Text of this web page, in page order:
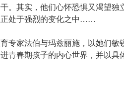
。其实，他们心怀恐惧又渴望
处于强烈的变化之中……
专家法伯与玛兹丽施，以她们
青春期孩子的内心世界，并以